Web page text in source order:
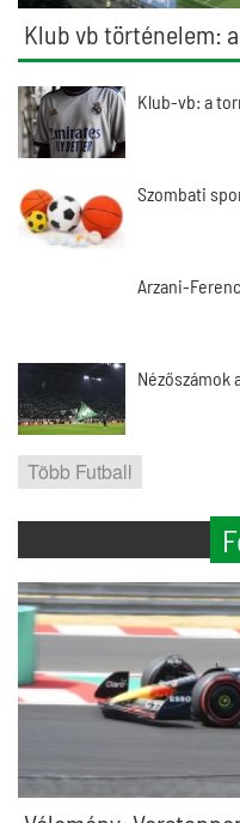
Klub vb történelem:
Klub-vb: a
Szombati
Arzani-
Nézőszámok
Több Futball